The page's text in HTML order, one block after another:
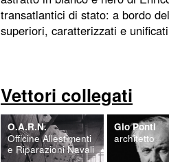
transatlantici di stato: a bordo
superiori, caratterizzati e
Vettori collegati
O.A.R.N.
Officine Allestimenti
e Riparazioni Navali
Gio Ponti
architetto